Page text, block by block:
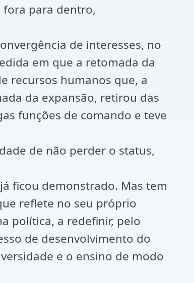
para dentro,
de interesses, no
em que a retomada da
recursos humanos que, a
da expansão, retirou das
funções de comando e teve
de não perder o status,
ficou demonstrado. Mas tem
reflete no seu próprio
política, a redefinir, pelo
de desenvolvimento do
e o ensino de modo